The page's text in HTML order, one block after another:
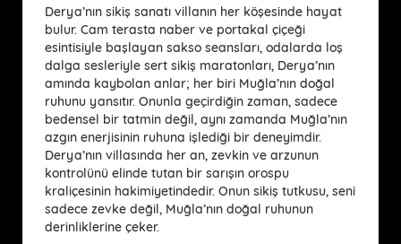
Derya’nın sikiş sanatı villanın her köşesinde hayat
bulur. Cam terasta naber ve portakal çiçeği
esintisiyle başlayan sakso seansları, odalarda loş
dalga sesleriyle sert sikiş maratonları, Derya’nın
amında kaybolan anlar; her biri Muğla’nın doğal
ruhunu yansıtır. Onunla geçirdiğin zaman, sadece
bedensel bir tatmin değil, aynı zamanda Muğla’nın
azgın enerjisinin ruhuna işlediği bir deneyimdir.
Derya’nın villasında her an, zevkin ve arzunun
kontrolünü elinde tutan bir sarışın orospu
kraliçesinin hakimiyetindedir. Onun sikiş tutkusu, seni
sadece zevke değil, Muğla’nın doğal ruhunun
derinliklerine çeker.